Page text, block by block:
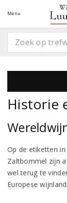
Menu
Historie
Op de etiketten
Zaltbommel zijn
wel terug te
Europese